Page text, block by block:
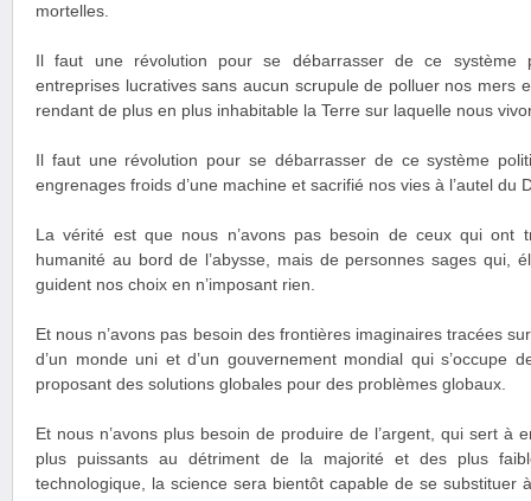
mortelles.
Il faut une révolution pour se débarrasser de ce système
entreprises lucratives sans aucun scrupule de polluer nos mers
rendant de plus en plus inhabitable la Terre sur laquelle nous
Il faut une révolution pour se débarrasser de ce système
engrenages froids d’une machine et sacrifié nos vies à l’autel du
La vérité est que nous n’avons pas besoin de ceux qui ont
humanité au bord de l’abysse, mais de personnes sages qui,
guident nos choix en n’imposant rien.
Et nous n’avons pas besoin des frontières imaginaires tracées
d’un monde uni et d’un gouvernement mondial qui s’occupe
proposant des solutions globales pour des problèmes globaux.
Et nous n’avons plus besoin de produire de l’argent, qui sert à
plus puissants au détriment de la majorité et des plus
technologique, la science sera bientôt capable de se substituer